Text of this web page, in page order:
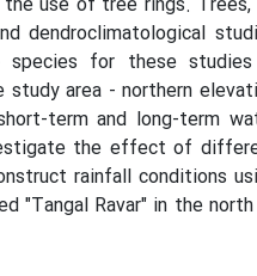
dendroclimatological
for these
area - northern
term and long-term
the effect of
rainfall conditions
"Tangal Ravar" in the